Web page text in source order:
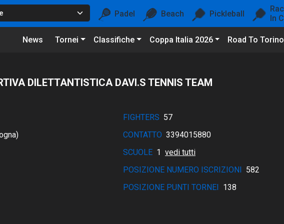
Padel Beach Pickleball
In
News Tornei Classifiche Coppa Italia 2026 Road To
DILETTANTISTICA DAVI.S TENNIS TEAM
FIGHTERS 57
CONTATTO 3394015880
SCUOLE 1 vedi tutti
POSIZIONE NUMERO ISCRIZIONI 582
POSIZIONE PUNTI TORNEI 138